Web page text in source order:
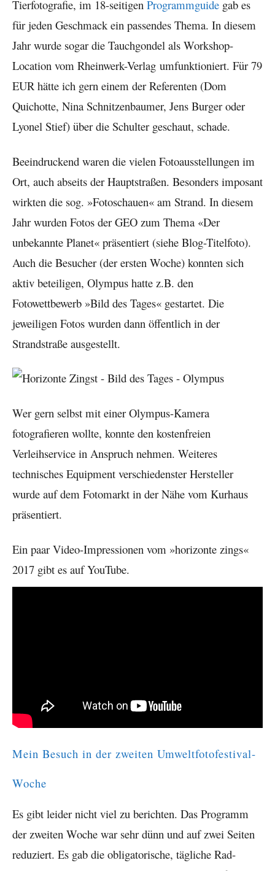
Tierfotografie, im 18-seitigen Programmguide gab es
für jeden Geschmack ein passendes Thema. In diesem
Jahr wurde sogar die Tauchgondel als Workshop-
Location vom Rheinwerk-Verlag umfunktioniert. Für 79
EUR hätte ich gern einem der Referenten (Dom
Quichotte, Nina Schnitzenbaumer, Jens Burger oder
Lyonel Stief) über die Schulter geschaut, schade.
Beeindruckend waren die vielen Fotoausstellungen im
Ort, auch abseits der Hauptstraßen. Besonders imposant
wirkten die sog. »Fotoschauen« am Strand. In diesem
Jahr wurden Fotos der GEO zum Thema «Der
unbekannte Planet« präsentiert (siehe Blog-Titelfoto).
Auch die Besucher (der ersten Woche) konnten sich
aktiv beteiligen, Olympus hatte z.B. den
Fotowettbewerb »Bild des Tages« gestartet. Die
jeweiligen Fotos wurden dann öffentlich in der
Strandstraße ausgestellt.
Wer gern selbst mit einer Olympus-Kamera
fotografieren wollte, konnte den kostenfreien
Verleihservice in Anspruch nehmen. Weiteres
technisches Equipment verschiedenster Hersteller
wurde auf dem Fotomarkt in der Nähe vom Kurhaus
präsentiert.
Ein paar Video-Impressionen vom »horizonte zings«
2017 gibt es auf YouTube.
Mein Besuch in der zweiten Umweltfotofestival-
Woche
Es gibt leider nicht viel zu berichten. Das Programm
der zweiten Woche war sehr dünn und auf zwei Seiten
reduziert. Es gab die obligatorische, tägliche Rad-